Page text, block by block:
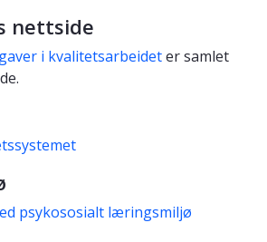
nettside
i kvalitetsarbeideter samlet
psykososialt læringsmiljø